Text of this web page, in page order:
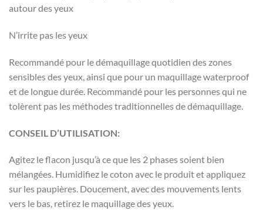
autour des yeux
N’irrite pas les yeux
Recommandé pour le démaquillage quotidien des zones
sensibles des yeux, ainsi que pour un maquillage waterproof
et de longue durée. Recommandé pour les personnes qui ne
tolèrent pas les méthodes traditionnelles de démaquillage.
CONSEIL D’UTILISATION:
Agitez le flacon jusqu’à ce que les 2 phases soient bien
mélangées. Humidifiez le coton avec le produit et appliquez
sur les paupières. Doucement, avec des mouvements lents
vers le bas, retirez le maquillage des yeux.